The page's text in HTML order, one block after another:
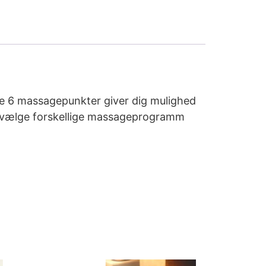
massagepunkter giver dig mulighed
forskellige massageprogramm